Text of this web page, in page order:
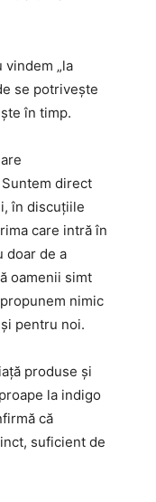
vindem „la
se potrivește
în timp.
direct
în discuțiile
care intră în
doar de a
oamenii simt
nimic
pentru noi.
produse și
la indigo
că
suficient de